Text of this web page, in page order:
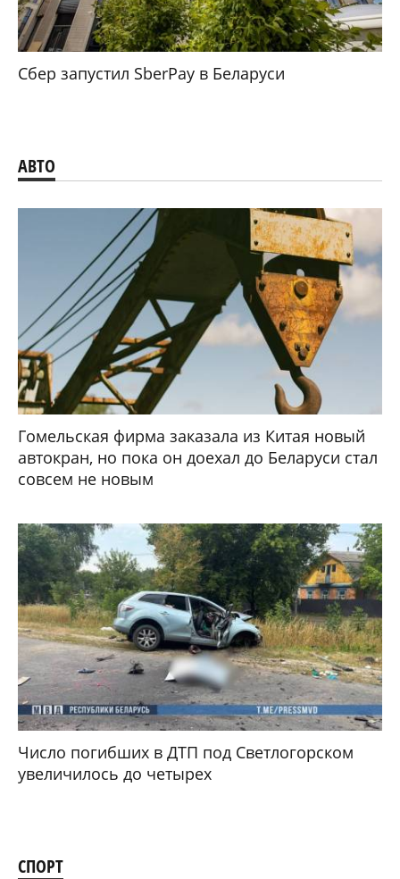
Сбер запустил SberPay в Беларуси
АВТО
Гомельская фирма заказала из Китая новый
автокран, но пока он доехал до Беларуси стал
совсем не новым
Число погибших в ДТП под Светлогорском
увеличилось до четырех
СПОРТ